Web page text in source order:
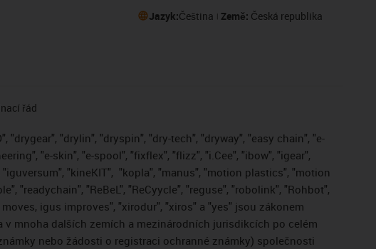
Jazyk:Čeština Země: Česká republika
řád
"drygear", "drylin", "dryspin", "dry-tech", "dryway", "easy chain", "e-
"e-skin", "e-spool", "fixflex", "flizz", "i.Cee", "ibow", "igear",
"kineKIT", "kopla", "manus", "motion plastics", "motion
"readychain", "ReBeL", "ReCyycle", "reguse", "robolink", "Rohbot",
igus improves", "xirodur", "xiros" a "yes" jsou zákonem
v mnoha dalších zemích a mezinárodních jurisdikcích po celém
nebo žádosti o registraci ochranné známky) společnosti